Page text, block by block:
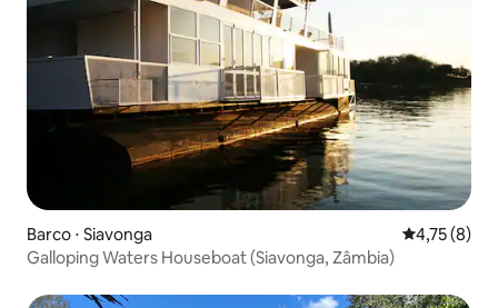
Barco ⋅ Siavonga 4,75 de
4,75 (8)
Galloping Waters Houseboat (Siavonga, Zâmbia)